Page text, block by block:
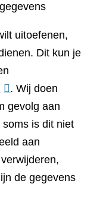
uitoefenen,
Dit kun je
. Wij doen
gevolg aan
is dit niet
aan
de gegevens